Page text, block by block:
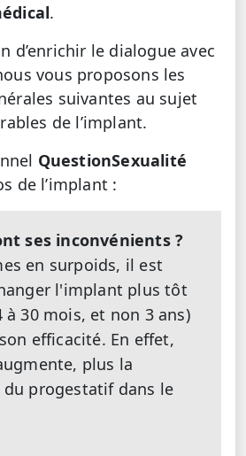
.
d’enrichir le dialogue avec
vous proposons les
suivantes au sujet
de l’implant.
QuestionSexualité
de l’implant :
ses inconvénients ?
en surpoids, il est
l'implant plus tôt
à 30 mois, et non 3 ans)
efficacité. En effet,
plus la
progestatif dans le